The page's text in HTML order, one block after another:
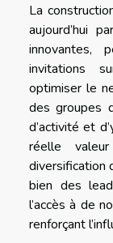
La
aujourd’hui
innovantes,
invitations
optimiser le
des groupes
d’activité et
réelle
diversification
bien des
l’accès à de
renforçant